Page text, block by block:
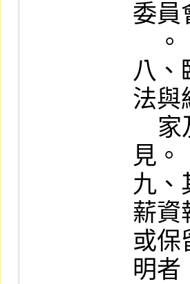
委員
八、
法與
見。
九、
薪資
或保
明者